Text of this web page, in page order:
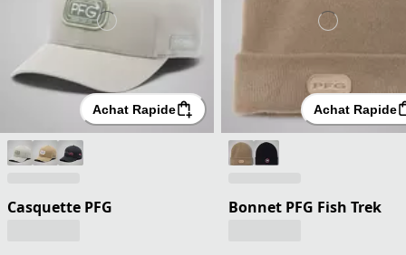
Achat Rapide
Casquette PFG
Achat Rapide
Bonnet PFG Fish Trek